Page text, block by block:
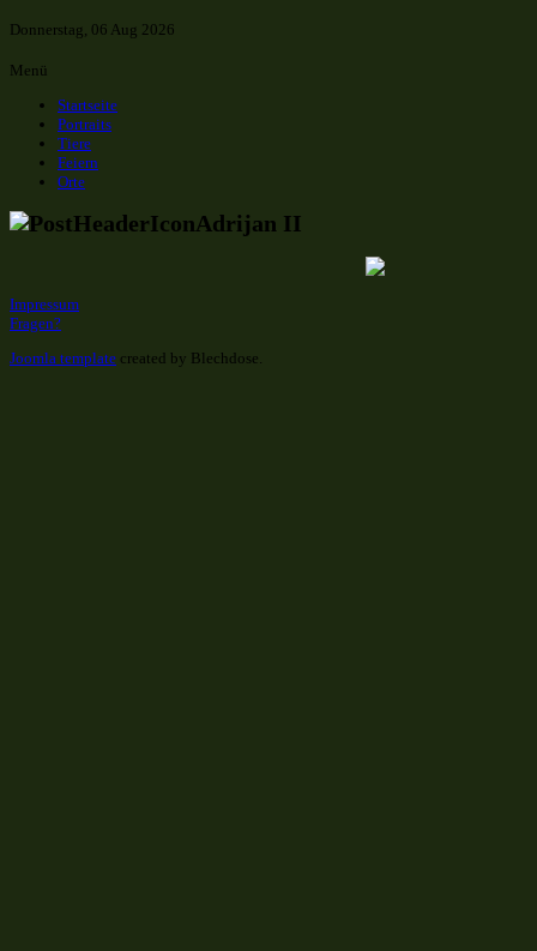
Donnerstag, 06 Aug 2026
Menü
Startseite
Portraits
Tiere
Feiern
Orte
Adrijan II
Impressum
Fragen?
Joomla template created by Blechdose.